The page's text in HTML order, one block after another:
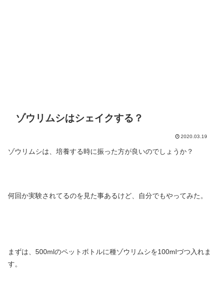
ゾウリムシはシェイクする？
2020.03.19
ゾウリムシは、培養する時に振った方が良いのでしょうか？
何回か実験されてるのを見た事あるけど、自分でもやってみた。
まずは、500mlのペットボトルに種ゾウリムシを100mlづつ入れま
す。